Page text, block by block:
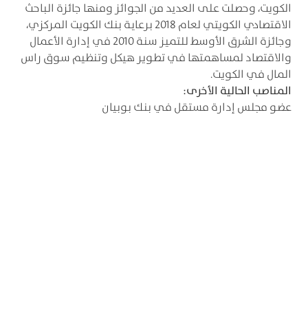
الكويت، وحصلت على العديد من الجوائز ومنها جائزة الباحث
الاقتصادي الكويتي لعام 2018 برعاية بنك الكويت المركزي،
وجائزة الشرق الأوسط للتميز سنة 2010 في إدارة الأعمال
والاقتصاد لمساهمتها في تطوير هيكل وتنظيم سوق راس
المال في الكويت.
المناصب الحالية الأخرى:
عضو مجلس إدارة مستقل في بنك بوبيان